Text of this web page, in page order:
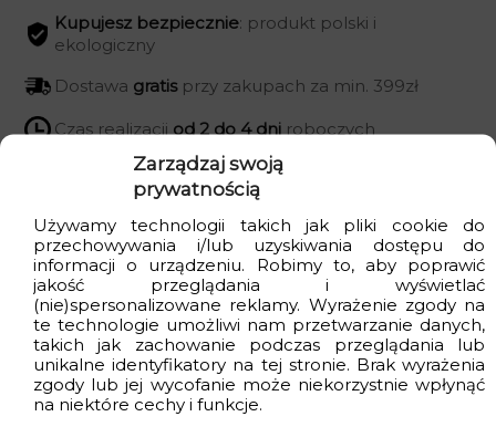
Zarządzaj swoją
prywatnością
Używamy technologii takich jak pliki cookie do
przechowywania i/lub uzyskiwania dostępu do
informacji o urządzeniu. Robimy to, aby poprawić
jakość przeglądania i wyświetlać
(nie)spersonalizowane reklamy. Wyrażenie zgody na
te technologie umożliwi nam przetwarzanie danych,
takich jak zachowanie podczas przeglądania lub
unikalne identyfikatory na tej stronie. Brak wyrażenia
zgody lub jej wycofanie może niekorzystnie wpłynąć
na niektóre cechy i funkcje.
Kupujesz bezpiecznie: produkt polski i
ekologiczny
Dostawa gratisprzy zakupach za min. 399zł
Czas realizacjiod 2 do 4 dniroboczych
Wizualizacje